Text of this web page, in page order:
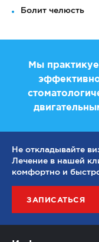
Болит челюсть
Мы
Не откладывайте
Лечение в нашей
комфортно и
ЗАПИСАТЬСЯ